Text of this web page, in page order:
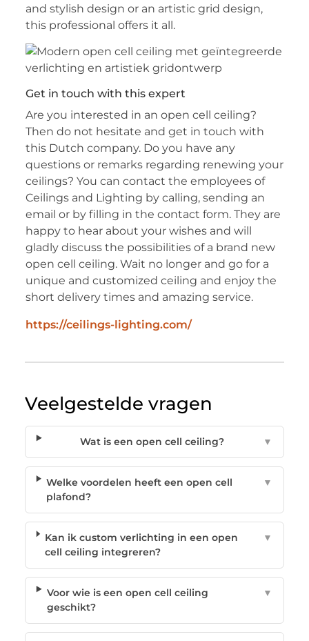
and stylish design or an artistic grid design,
this professional offers it all.
Get in touch with this expert
Are you interested in an open cell ceiling?
Then do not hesitate and get in touch with
this Dutch company. Do you have any
questions or remarks regarding renewing your
ceilings? You can contact the employees of
Ceilings and Lighting by calling, sending an
email or by filling in the contact form. They are
happy to hear about your wishes and will
gladly discuss the possibilities of a brand new
open cell ceiling. Wait no longer and go for a
unique and customized ceiling and enjoy the
short delivery times and amazing service.
https://ceilings-lighting.com/
Veelgestelde vragen
Wat is een open cell ceiling? ▼
Welke voordelen heeft een open cell
plafond?
▼
Kan ik custom verlichting in een open
cell ceiling integreren?
▼
Voor wie is een open cell ceiling
geschikt?
▼